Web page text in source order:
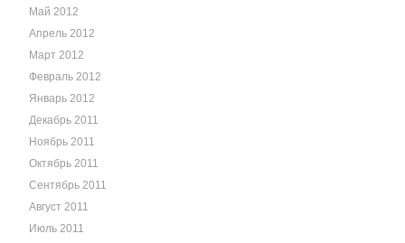
Май 2012
Апрель 2012
Март 2012
Февраль 2012
Январь 2012
Декабрь 2011
Ноябрь 2011
Октябрь 2011
Сентябрь 2011
Август 2011
Июль 2011